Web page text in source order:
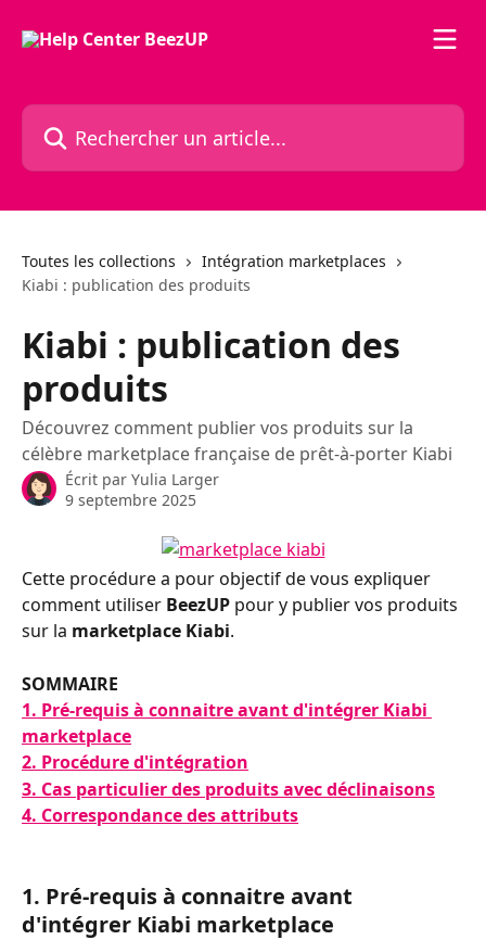
Rechercher un article...
Toutes les collections
Intégration marketplaces
Kiabi : publication des produits
Kiabi : publication des
produits
Découvrez comment publier vos produits sur la
célèbre marketplace française de prêt-à-porter Kiabi
Écrit par Yulia Larger
9 septembre 2025
Cette procédure a pour objectif de vous expliquer
comment utiliser BeezUP pour y publier vos produits
sur la marketplace Kiabi.
SOMMAIRE
1. Pré-requis à connaitre avant d'intégrer Kiabi
marketplace
2. Procédure d'intégration
3. Cas particulier des produits avec déclinaisons
4. Correspondance des attributs
1. Pré-requis à connaitre avant
d'intégrer Kiabi marketplace